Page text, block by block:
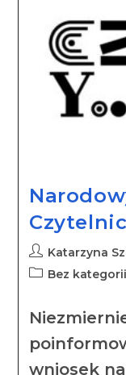
Katarzyna
Bez kategorii
wniosek